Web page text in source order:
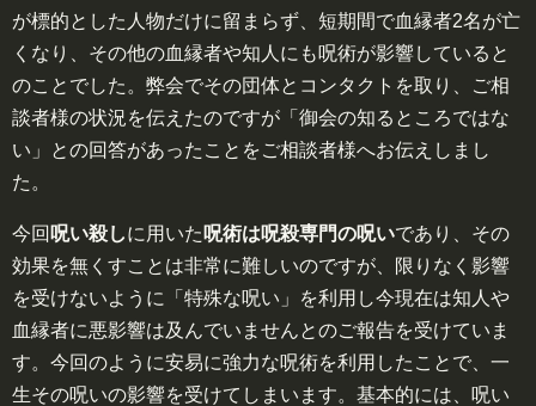
が標的とした人物だけに留まらず、短期間で血縁者2名が亡
くなり、その他の血縁者や知人にも呪術が影響していると
のことでした。弊会でその団体とコンタクトを取り、ご相
談者様の状況を伝えたのですが「御会の知るところではな
い」との回答があったことをご相談者様へお伝えしまし
た。
今回 呪い殺しに用いた 呪術は呪殺専門の呪いであり、その
効果を無くすことは非常に難しいのですが、限りなく影響
を受けないように「特殊な呪い」を利用し今現在は知人や
血縁者に悪影響は及んでいませんとのご報告を受けていま
す。今回のように安易に強力な呪術を利用したことで、一
生その呪いの影響を受けてしまいます。基本的には、呪い